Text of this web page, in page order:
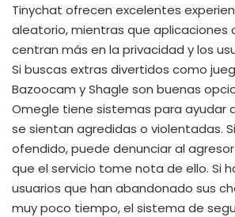
Tinychat ofrecen excelentes
aleatorio, mientras que aplicaciones
centran más en la privacidad y los
Si buscas extras divertidos como
Bazoocam y Shagle son buenas
Omegle tiene sistemas para ayudar
se sientan agredidas o violentadas.
ofendido, puede denunciar al
que el servicio tome nota de ello. Si
usuarios que han abandonado sus
muy poco tiempo, el sistema de